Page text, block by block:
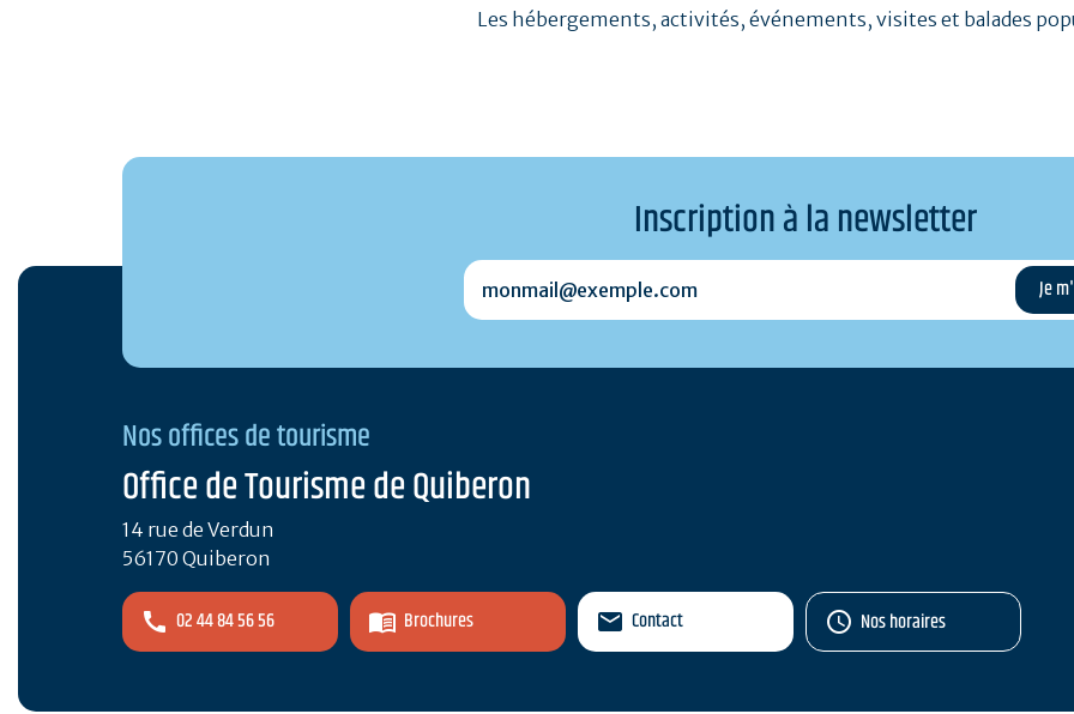
Les hébergements, activités, événements, visites et balades
Inscription à la newsletter
monmail@exemple.com
Nos offices de tourisme
Office de Tourisme de Quiberon
14 rue de Verdun
56170 Quiberon
02 44 84 56 56 Brochures Contact Nos horaires